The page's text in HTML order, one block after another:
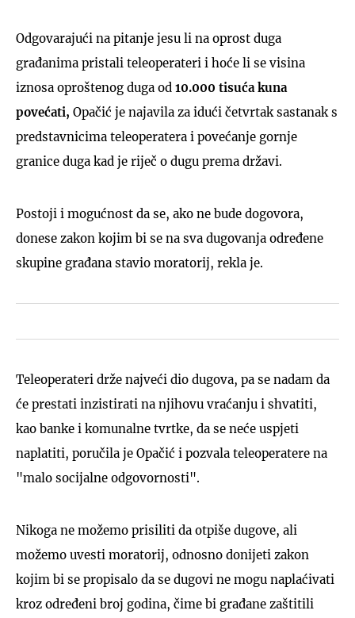
Odgovarajući na pitanje jesu li na oprost duga
građanima pristali teleoperateri i hoće li se visina
iznosa oproštenog duga od 10.000 tisuća kuna
povećati, Opačić je najavila za idući četvrtak sastanak s
predstavnicima teleoperatera i povećanje gornje
granice duga kad je riječ o dugu prema državi.
Postoji i mogućnost da se, ako ne bude dogovora,
donese zakon kojim bi se na sva dugovanja određene
skupine građana stavio moratorij, rekla je.
Teleoperateri drže najveći dio dugova, pa se nadam da
će prestati inzistirati na njihovu vraćanju i shvatiti,
kao banke i komunalne tvrtke, da se neće uspjeti
naplatiti, poručila je Opačić i pozvala teleoperatere na
"malo socijalne odgovornosti".
Nikoga ne možemo prisiliti da otpiše dugove, ali
možemo uvesti moratorij, odnosno donijeti zakon
kojim bi se propisalo da se dugovi ne mogu naplaćivati
kroz određeni broj godina, čime bi građane zaštitili